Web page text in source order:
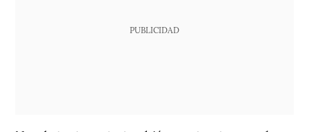
PUBLICIDAD